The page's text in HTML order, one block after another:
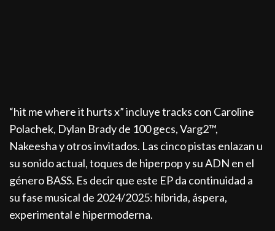
“hit me where it hurts x” incluye tracks con Caroline
Polachek, Dylan Brady de 100 gecs, Varg2™,
Nakeesha y otros invitados. Las cinco pistas enlazan u
su sonido actual, toques de hiperpop y su ADN en el
género BASS. Es decir que este EP da continuidad a
su fase musical de 2024/2025: híbrida, áspera,
experimental e hipermoderna.